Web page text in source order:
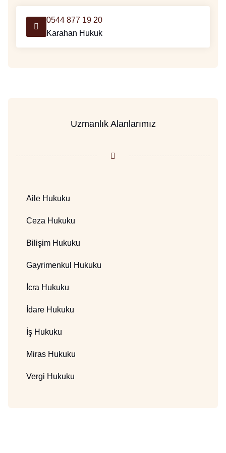
0544 877 19 20
Karahan Hukuk
Uzmanlık Alanlarımız
Aile Hukuku
Ceza Hukuku
Bilişim Hukuku
Gayrimenkul Hukuku
İcra Hukuku
İdare Hukuku
İş Hukuku
Miras Hukuku
Vergi Hukuku